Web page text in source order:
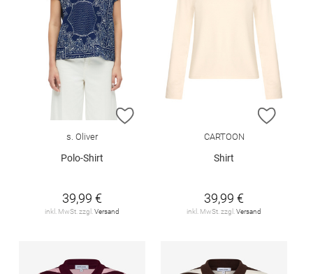
ZUR WUNSCHLISTE HINZUFÜGEN
s. Oliver
Polo-Shirt
39,99 €
inkl. MwSt. zzgl.Versand
ZUR
CARTOON
Shirt
39,99 €
inkl. MwSt. zzgl.Versand